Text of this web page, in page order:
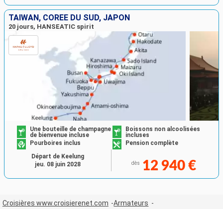
TAÏWAN, CORÉE DU SUD, JAPON
20 jours, HANSEATIC spirit
Une bouteille de champagne
de bienvenue incluse
Boissons non alcoolisées
incluses
Pourboires inclus
Pension complète
dès 12 940 €
Départ de Keelung
jeu. 08 juin 2028
Croisières www.croisierenet.com
Armateurs